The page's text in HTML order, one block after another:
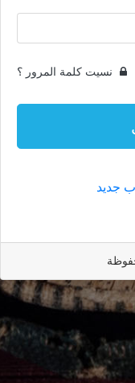
نسيت كلمة المرور ؟
جديد